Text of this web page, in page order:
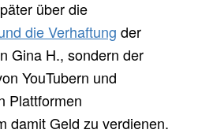
über die
die Verhaftung der
Gina H., sondern der
YouTubern und
Plattformen
damit Geld zu verdienen.